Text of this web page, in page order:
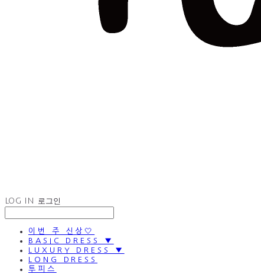
LOG IN 로그인
이번 주 신상🤍
BASIC DRESS ▼
LUXURY DRESS ▼
LONG DRESS
투피스